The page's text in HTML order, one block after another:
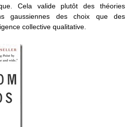
Cela valide plutôt des théories
gaussiennes des choix que des
collective qualitative.